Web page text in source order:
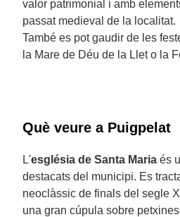
valor patrimonial i amb
passat medieval de la localitat.
També es pot gaudir de les
la Mare de Déu de la Llet o la
Què veure a Puigpelat
L'església de Santa Maria és
destacats del municipi. Es
neoclàssic de finals del segle
una gran cúpula sobre